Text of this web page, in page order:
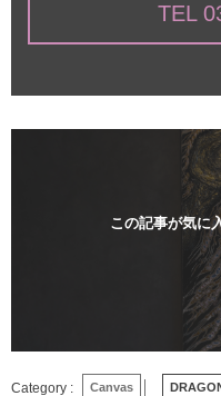
TEL
この記事が気に
Canvas